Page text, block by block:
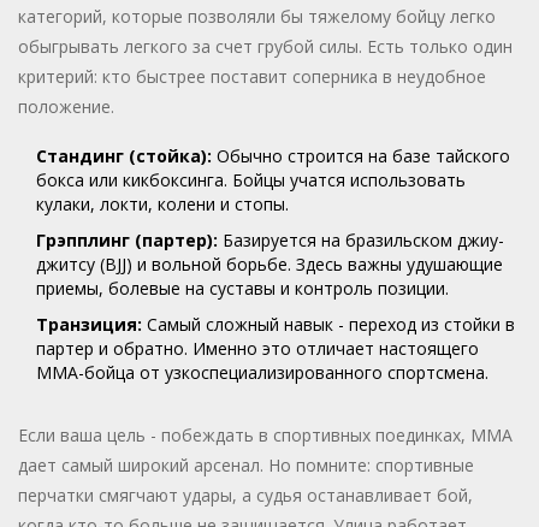
категорий, которые позволяли бы тяжелому бойцу легко
обыгрывать легкого за счет грубой силы. Есть только один
критерий: кто быстрее поставит соперника в неудобное
положение.
Стандинг (стойка): Обычно строится на базе тайского
бокса или кикбоксинга. Бойцы учатся использовать
кулаки, локти, колени и стопы.
Грэпплинг (партер): Базируется на бразильском джиу-
джитсу (BJJ) и вольной борьбе. Здесь важны удушающие
приемы, болевые на суставы и контроль позиции.
Транзиция: Самый сложный навык - переход из стойки в
партер и обратно. Именно это отличает настоящего
ММА-бойца от узкоспециализированного спортсмена.
Если ваша цель - побеждать в спортивных поединках, ММА
дает самый широкий арсенал. Но помните: спортивные
перчатки смягчают удары, а судья останавливает бой,